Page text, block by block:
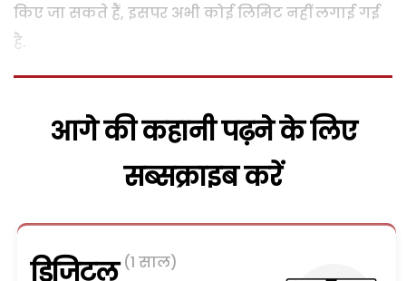
किए जा सकते हैं, इसपर अभी कोई लिमिट नहीं लगाई गई
है.
आगे की कहानी पढ़ने के लिए
सब्सक्राइब करें
डिजिटल (1 साल)